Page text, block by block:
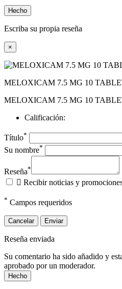
Hecho
Escriba su propia reseña
×
MELOXICAM 7.5 MG 10
MELOXICAM 7.5 MG 10
Calificación:
Título*
Su nombre*
Reseña*
 Recibir noticias y
* Campos requeridos
Cancelar Enviar
Reseña enviada
Su comentario ha sido añadido y
aprobado por un moderador.
Hecho